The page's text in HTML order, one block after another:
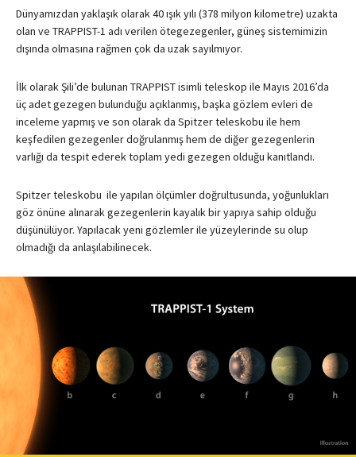
Dünyamızdan yaklaşık olarak 40 ışık yılı (378 milyon kilometre) uzakta
olan ve TRAPPIST-1 adı verilen ötegezegenler, güneş sistemimizin
dışında olmasına rağmen çok da uzak sayılmıyor.
İlk olarak Şili’de bulunan TRAPPIST isimli teleskop ile Mayıs 2016’da
üç adet gezegen bulunduğu açıklanmış, başka gözlem evleri de
inceleme yapmış ve son olarak da Spitzer teleskobu ile hem
keşfedilen gezegenler doğrulanmış hem de diğer gezegenlerin
varlığı da tespit ederek toplam yedi gezegen olduğu kanıtlandı.
Spitzer teleskobu ile yapılan ölçümler doğrultusunda, yoğunlukları
göz önüne alınarak gezegenlerin kayalık bir yapıya sahip olduğu
düşünülüyor. Yapılacak yeni gözlemler ile yüzeylerinde su olup
olmadığı da anlaşılabilinecek.